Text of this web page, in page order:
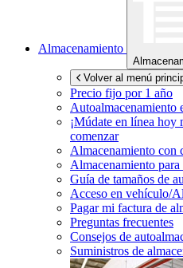
Almacenamiento
Volver al menú
Precio fijo por 1 año
Autoalmacenamiento
¡Múdate en línea hoy
comenzar
Almacenamiento con
Almacenamiento
Guía de tamaños de
Acceso en vehículo/
Pagar mi factura de
Preguntas frecuentes
Consejos de
Suministros de